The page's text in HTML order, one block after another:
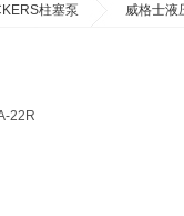
柱塞泵 威格士液
22R